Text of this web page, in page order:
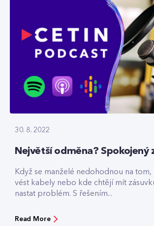
30. 8. 2022
Největší odměna? Spokojený
Když se manželé nedohodnou na
vést kabely nebo kde chtějí mít
nastat problém. S řešením...
Read More